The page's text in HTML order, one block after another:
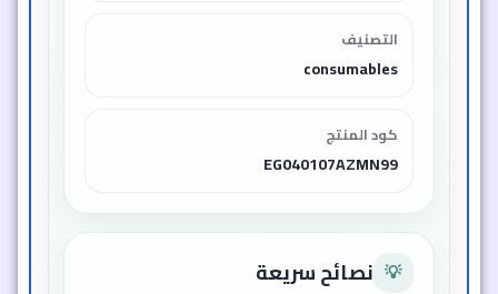
التصنيف
consumables
كود المنتج
EG040107AZMN99
💡 نصائح سريعة